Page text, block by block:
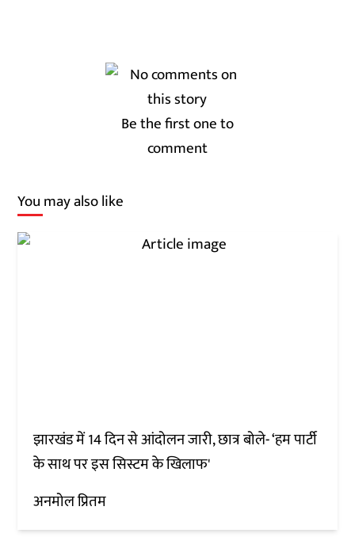
Be the first one to
comment
You may also like
झारखंड में 14 दिन से आंदोलन जारी, छात्र बोले- ‘हम पार्टी
के साथ पर इस सिस्टम के खिलाफ'
अनमोल प्रितम